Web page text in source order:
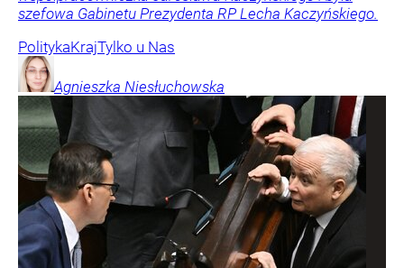
szefowa Gabinetu Prezydenta RP Lecha Kaczyńskiego.
PolitykaKrajTylko u Nas
Agnieszka Niesłuchowska